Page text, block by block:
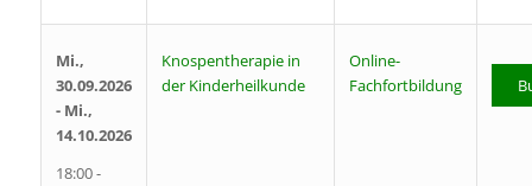
Mi.,
30.09.2026
- Mi.,
14.10.2026
18:00 -
Knospentherapie in
der Kinderheilkunde
Online-
Fachfortbildung